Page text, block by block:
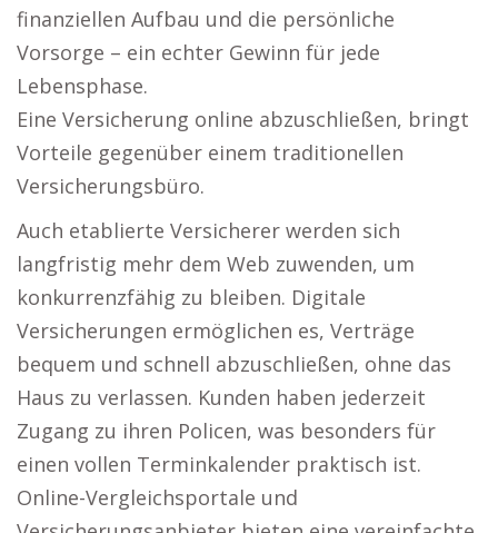
finanziellen Aufbau und die persönliche
Vorsorge – ein echter Gewinn für jede
Lebensphase.
Eine Versicherung online abzuschließen, bringt
Vorteile gegenüber einem traditionellen
Versicherungsbüro.
Auch etablierte Versicherer werden sich
langfristig mehr dem Web zuwenden, um
konkurrenzfähig zu bleiben. Digitale
Versicherungen ermöglichen es, Verträge
bequem und schnell abzuschließen, ohne das
Haus zu verlassen. Kunden haben jederzeit
Zugang zu ihren Policen, was besonders für
einen vollen Terminkalender praktisch ist.
Online-Vergleichsportale und